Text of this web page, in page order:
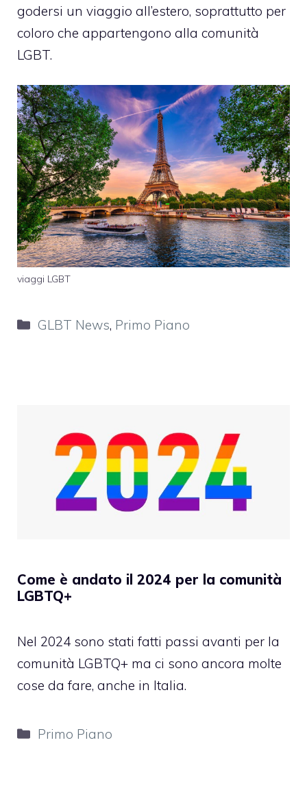
godersi un viaggio all’estero, soprattutto per
coloro che appartengono alla comunità
LGBT.
viaggi LGBT
Categorie
GLBT News, Primo Piano
Come è andato il 2024 per la comunità
LGBTQ+
Nel 2024 sono stati fatti passi avanti per la
comunità LGBTQ+ ma ci sono ancora molte
cose da fare, anche in Italia.
Categorie
Primo Piano